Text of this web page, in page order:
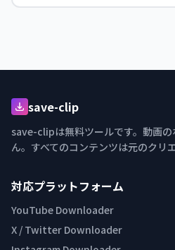
save-clip
save-clipは無料ツールです。動画の
ん。すべてのコンテンツは元のクリ
対応プラットフォーム
YouTube Downloader
X / Twitter Downloader